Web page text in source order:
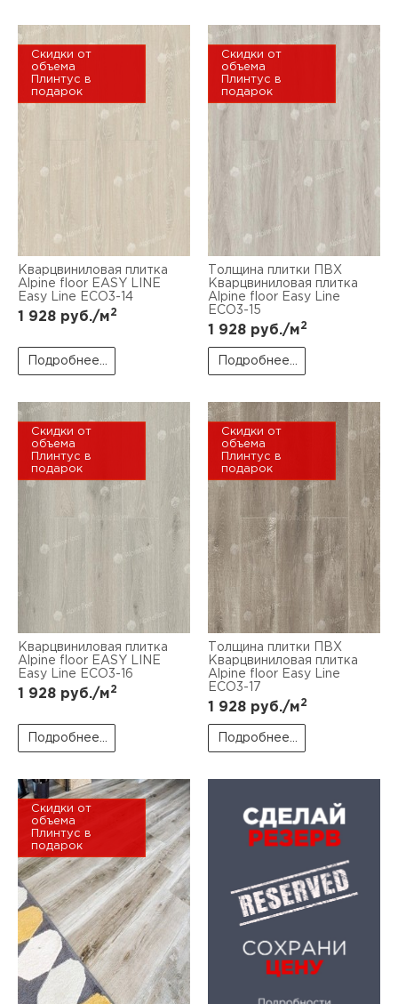
Скидки от
объема
Плинтус в
подарок
Кварцвиниловая плитка
Alpine floor EASY LINE
Easy Line ЕСО3-14
1 928 руб./м2
Подробнее...
Скидки от
объема
Плинтус в
подарок
Толщина плитки ПВХ
Кварцвиниловая плитка
Alpine floor Easy Line
ЕСО3-15
1 928 руб./м2
Подробнее...
Скидки от
объема
Плинтус в
подарок
Кварцвиниловая плитка
Alpine floor EASY LINE
Easy Line ЕСО3-16
1 928 руб./м2
Подробнее...
Скидки от
объема
Плинтус в
подарок
Толщина плитки ПВХ
Кварцвиниловая плитка
Alpine floor Easy Line
ЕСО3-17
1 928 руб./м2
Подробнее...
Скидки от
объема
Плинтус в
подарок